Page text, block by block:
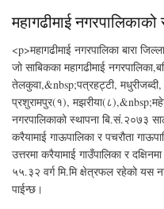
महागढीमाई नगरपालिकाको
<p>महागढीमाई नगरपालिका बारा
जो साबिकका महागढीमाई
तेलकुवा,&nbsp;पत्रहट्टी, मधुरीजब्दी,
प्रशुरामपुर(१),
नगरपालिकाको स्थापना बि.सं.२०७३
करैयामाई गाऊपालिका र पचरौता
उत्तरमा करैयामाई गाउँपालिका र
५५.३२ वर्ग मि.मि क्षेत्रफल रहेको यस
पाईन्छ।